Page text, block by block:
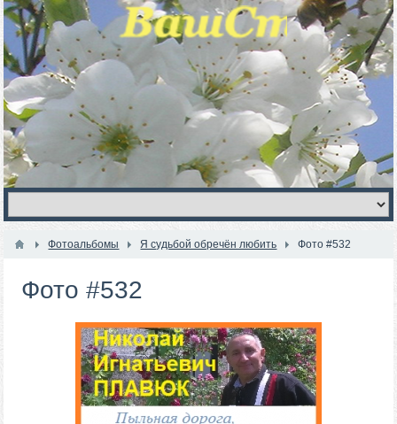
Фотоальбомы Я судьбой обречён любить Фото #532
Фото #532